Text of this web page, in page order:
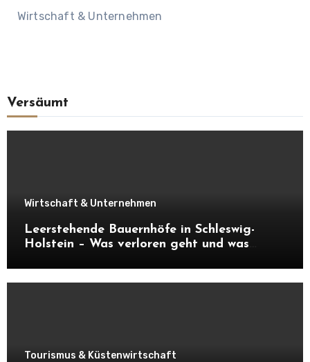
Wirtschaft & Unternehmen
Versäumt
Wirtschaft & Unternehmen
Leerstehende Bauernhöfe in Schleswig-
Holstein – Was verloren geht und was
Tourismus & Küstenwirtschaft